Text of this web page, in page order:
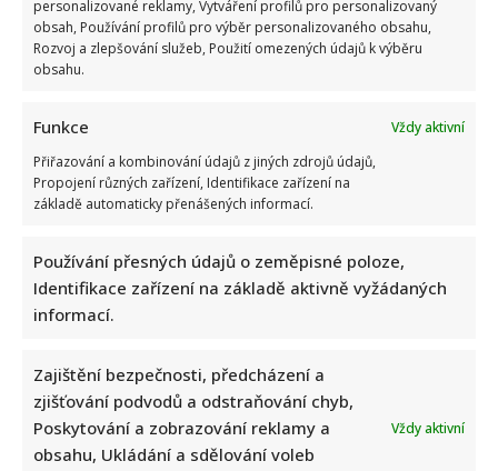
personalizované reklamy, Vytváření profilů pro personalizovaný
obsah, Používání profilů pro výběr personalizovaného obsahu,
Rozvoj a zlepšování služeb, Použití omezených údajů k výběru
obsahu.
Funkce
Vždy aktivní
Přiřazování a kombinování údajů z jiných zdrojů údajů,
Propojení různých zařízení, Identifikace zařízení na
základě automaticky přenášených informací.
Používání přesných údajů o zeměpisné poloze,
Identifikace zařízení na základě aktivně vyžádaných
informací.
Zajištění bezpečnosti, předcházení a
zjišťování podvodů a odstraňování chyb,
Poskytování a zobrazování reklamy a
obsahu, Ukládání a sdělování voleb
Vždy aktivní
Napsat komentář
Vaše e-mailová adresa nebude zveřejněna.
Vyžadované informace jsou označeny